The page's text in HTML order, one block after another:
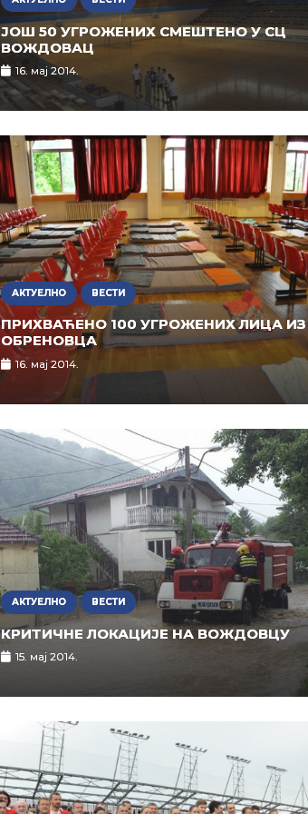
ЈОШ 50 УГРОЖЕНИХ СМЕШТЕНО У СЦ
ВОЖДОВАЦ
16. мај 2014.
АКТУЕЛНО ВЕСТИ
ПРИХВАЋЕНО 100 УГРОЖЕНИХ ЛИЦА ИЗ
ОБРЕНОВЦА
16. мај 2014.
АКТУЕЛНО ВЕСТИ
КРИТИЧНЕ ЛОКАЦИЈЕ НА ВОЖДОВЦУ
15. мај 2014.